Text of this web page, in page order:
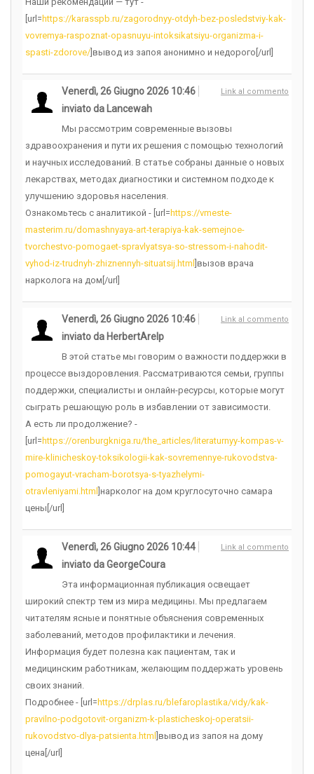
[url=https://karasspb.ru/zagorodnyy-otdyh-bez-posledstviy-kak-
vovremya-raspoznat-opasnuyu-intoksikatsiyu-organizma-i-
spasti-zdorove/]вывод из запоя анонимно и недорого[/url]
Link al commento
Venerdì, 26 Giugno 2026 10:46
inviato da Lancewah
Мы рассмотрим современные вызовы
здравоохранения и пути их решения с помощью технологий
и научных исследований. В статье собраны данные о новых
лекарствах, методах диагностики и системном подходе к
улучшению здоровья населения.
Ознакомьтесь с аналитикой - [url=https://vmeste-
masterim.ru/domashnyaya-art-terapiya-kak-semejnoe-
tvorchestvo-pomogaet-spravlyatsya-so-stressom-i-nahodit-
vyhod-iz-trudnyh-zhiznennyh-situatsij.html]вызов врача
нарколога на дом[/url]
Link al commento
Venerdì, 26 Giugno 2026 10:46
inviato da HerbertArelp
В этой статье мы говорим о важности поддержки в
процессе выздоровления. Рассматриваются семьи, группы
поддержки, специалисты и онлайн-ресурсы, которые могут
сыграть решающую роль в избавлении от зависимости.
А есть ли продолжение? -
[url=https://orenburgkniga.ru/the_articles/literaturnyy-kompas-v-
mire-klinicheskoy-toksikologii-kak-sovremennye-rukovodstva-
pomogayut-vracham-borotsya-s-tyazhelymi-
otravleniyami.html]нарколог на дом круглосуточно самара
цены[/url]
Link al commento
Venerdì, 26 Giugno 2026 10:44
inviato da GeorgeCoura
Эта информационная публикация освещает
широкий спектр тем из мира медицины. Мы предлагаем
читателям ясные и понятные объяснения современных
заболеваний, методов профилактики и лечения.
Информация будет полезна как пациентам, так и
медицинским работникам, желающим поддержать уровень
своих знаний.
Подробнее - [url=https://drplas.ru/blefaroplastika/vidy/kak-
pravilno-podgotovit-organizm-k-plasticheskoj-operatsii-
rukovodstvo-dlya-patsienta.html]вывод из запоя на дому
цена[/url]